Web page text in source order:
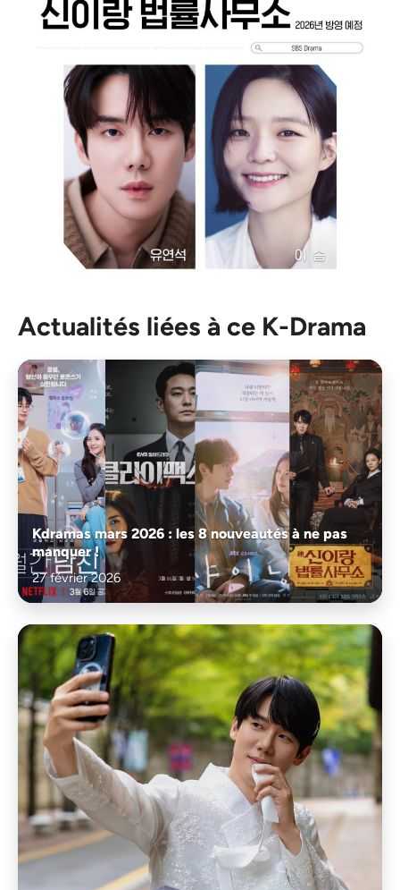
Actualités liées à ce K-Drama
Kdramas mars 2026 : les 8 nouveautés à ne pas
manquer !
27 février 2026